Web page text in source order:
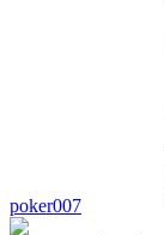
poker007